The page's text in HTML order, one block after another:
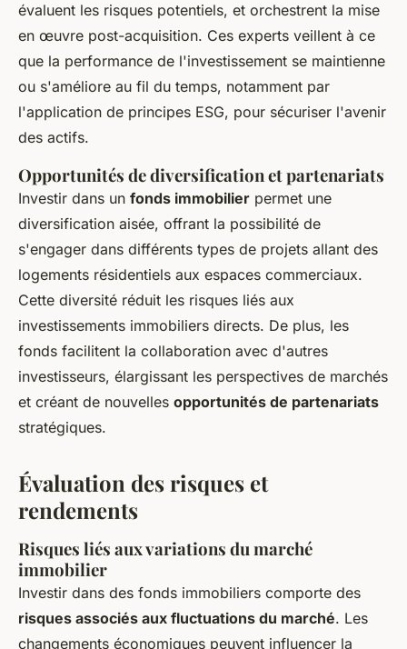
évaluent les risques potentiels, et orchestrent la mise
en œuvre post-acquisition. Ces experts veillent à ce
que la performance de l'investissement se maintienne
ou s'améliore au fil du temps, notamment par
l'application de principes ESG, pour sécuriser l'avenir
des actifs.
Opportunités de diversification et partenariats
Investir dans un fonds immobilier permet une
diversification aisée, offrant la possibilité de
s'engager dans différents types de projets allant des
logements résidentiels aux espaces commerciaux.
Cette diversité réduit les risques liés aux
investissements immobiliers directs. De plus, les
fonds facilitent la collaboration avec d'autres
investisseurs, élargissant les perspectives de marchés
et créant de nouvelles opportunités de partenariats
stratégiques.
Évaluation des risques et
rendements
Risques liés aux variations du marché
immobilier
Investir dans des fonds immobiliers comporte des
risques associés aux fluctuations du marché. Les
changements économiques peuvent influencer la